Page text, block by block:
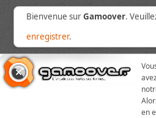
Bienvenue surGamoover.
enregistrer.
en